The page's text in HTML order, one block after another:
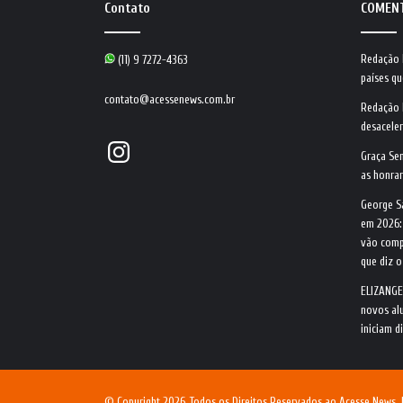
Contato
(11) 9 7272-4363
contato@acessenews.com.br
Instagram
Redação
países
Redação
Graça
as
George
em
vão
que diz
novos
iniciam